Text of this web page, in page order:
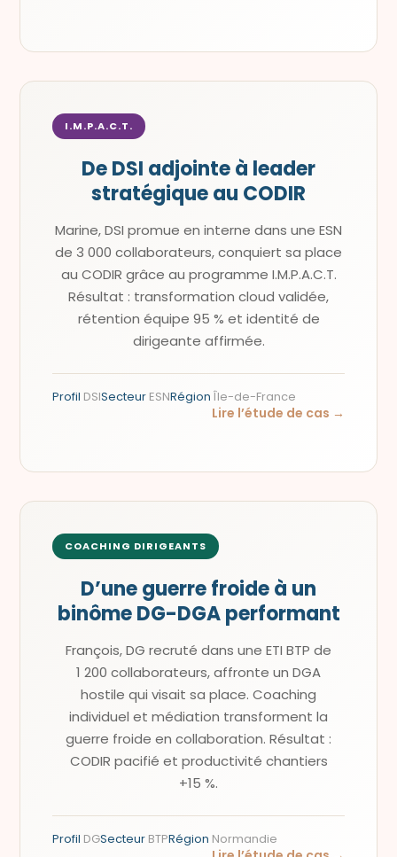
I.M.P.A.C.T.
De DSI adjointe à leader
stratégique au CODIR
Marine, DSI promue en interne dans une ESN
de 3 000 collaborateurs, conquiert sa place
au CODIR grâce au programme I.M.P.A.C.T.
Résultat : transformation cloud validée,
rétention équipe 95 % et identité de
dirigeante affirmée.
Profil DSISecteur ESNRégion Île-de-France
Lire l’étude de cas →
COACHING DIRIGEANTS
D’une guerre froide à un
binôme DG-DGA performant
François, DG recruté dans une ETI BTP de
1 200 collaborateurs, affronte un DGA
hostile qui visait sa place. Coaching
individuel et médiation transforment la
guerre froide en collaboration. Résultat :
CODIR pacifié et productivité chantiers
+15 %.
Profil DGSecteur BTPRégion Normandie